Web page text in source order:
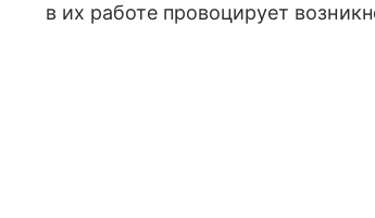
в их работе провоцирует